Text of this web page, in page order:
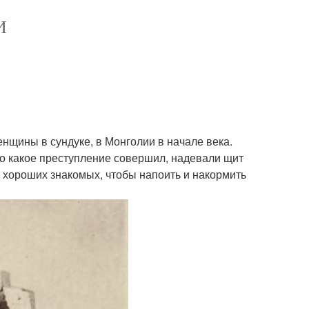
в сундуке, в Монголии в начале века.
какое преступление совершил, надевали щит
знакомых, чтобы напоить и накормить